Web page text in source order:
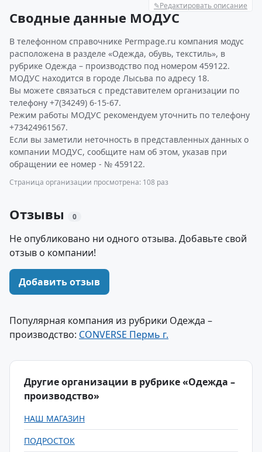
✎Редактировать описание
Сводные данные МОДУС
В телефонном справочнике Permpage.ru компания модус
расположена в разделе «Одежда, обувь, текстиль», в
рубрике Одежда – производство под номером 459122.
МОДУС находится в городе Лысьва по адресу 18.
Вы можете связаться с представителем организации по
телефону +7(34249) 6-15-67.
Режим работы МОДУС рекомендуем уточнить по телефону
+73424961567.
Если вы заметили неточность в представленных данных о
компании МОДУС, сообщите нам об этом, указав при
обращении ее номер - № 459122.
Страница организации просмотрена: 108 раз
Отзывы 0
Не опубликовано ни одного отзыва. Добавьте свой
отзыв о компании!
Добавить отзыв
Популярная компания из рубрики Одежда –
производство: CONVERSE Пермь г.
Другие организации в рубрике «Одежда –
производство»
НАШ МАГАЗИН
ПОДРОСТОК